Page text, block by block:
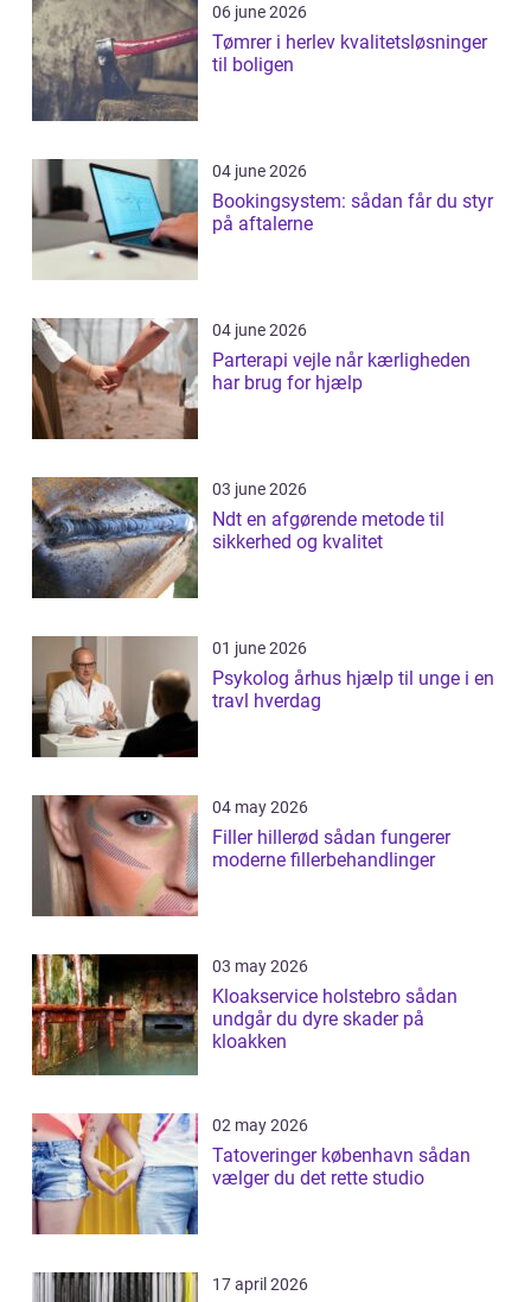
06 june 2026
Tømrer i herlev kvalitetsløsninger
til boligen
04 june 2026
Bookingsystem: sådan får du styr
på aftalerne
04 june 2026
Parterapi vejle når kærligheden
har brug for hjælp
03 june 2026
Ndt en afgørende metode til
sikkerhed og kvalitet
01 june 2026
Psykolog århus hjælp til unge i en
travl hverdag
04 may 2026
Filler hillerød sådan fungerer
moderne fillerbehandlinger
03 may 2026
Kloakservice holstebro sådan
undgår du dyre skader på
kloakken
02 may 2026
Tatoveringer københavn sådan
vælger du det rette studio
17 april 2026